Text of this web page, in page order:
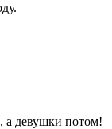
а девушки потом!